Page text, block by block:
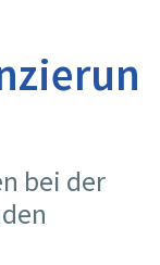
bei der